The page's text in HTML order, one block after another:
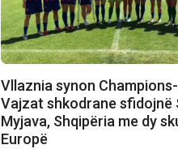
Vllaznia synon
Vajzat shkodrane sfidojnë
Myjava, Shqipëria me dy
Europë